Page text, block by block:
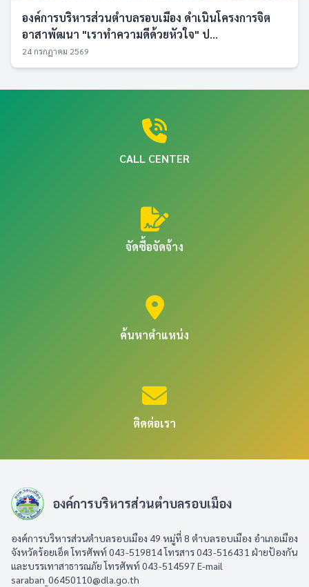
องค์การบริหารส่วนตำบลรอบเมือง ดำเนินโครงการจิต
อาสาพัฒนา "เราทำความดีด้วยหัวใจ" ป...
24 กรกฎาคม 2569
CALL CENTER
จัดซื้อจัดจ้าง
ค้นหาตำแหน่ง
ติดต่อเรา
องค์การบริหารส่วนตำบลรอบเมือง
องค์การบริหารส่วนตำบลรอบเมือง 49 หมู่ที่ 8 ตำบลรอบเมือง อำเภอเมือง
จังหวัดร้อยเอ็ด โทรศัพท์ 043-519814 โทรสาร 043-516431​ ฝ่ายป้องกัน
และบรรเทาสาธารณภัย โทรศัพท์ 043-514597 E-mail
saraban_06450110@dla.go.th